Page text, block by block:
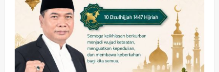
4
Pemkab Sidoarjo & Muhammadiyah
Sinergi Permudah Perizinan, Wakaf,
hingga Hibah
wartanusa 4 Agustus 2026
Keagamaan Pemerintahan
Hadir di Pengajian Qurrota A’yun,